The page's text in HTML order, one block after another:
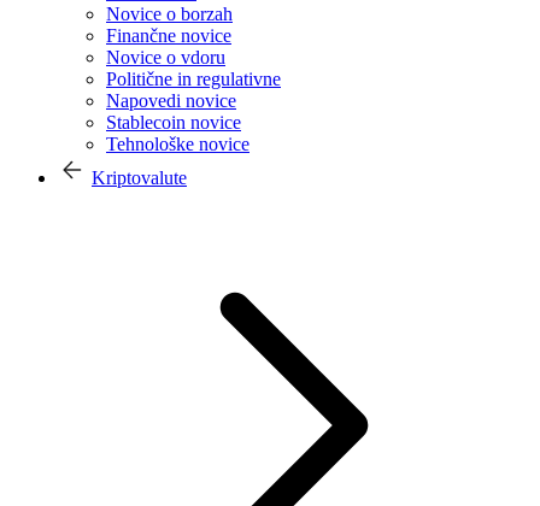
Novice o borzah
Finančne novice
Novice o vdoru
Politične in regulativne
Napovedi novice
Stablecoin novice
Tehnološke novice
Kriptovalute